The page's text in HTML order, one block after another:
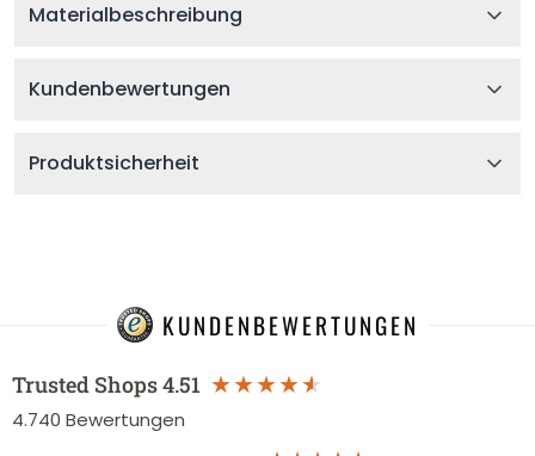
Materialbeschreibung
Kundenbewertungen
Produktsicherheit
KUNDENBEWERTUNGEN
Trusted Shops4.51
4.740 Bewertungen